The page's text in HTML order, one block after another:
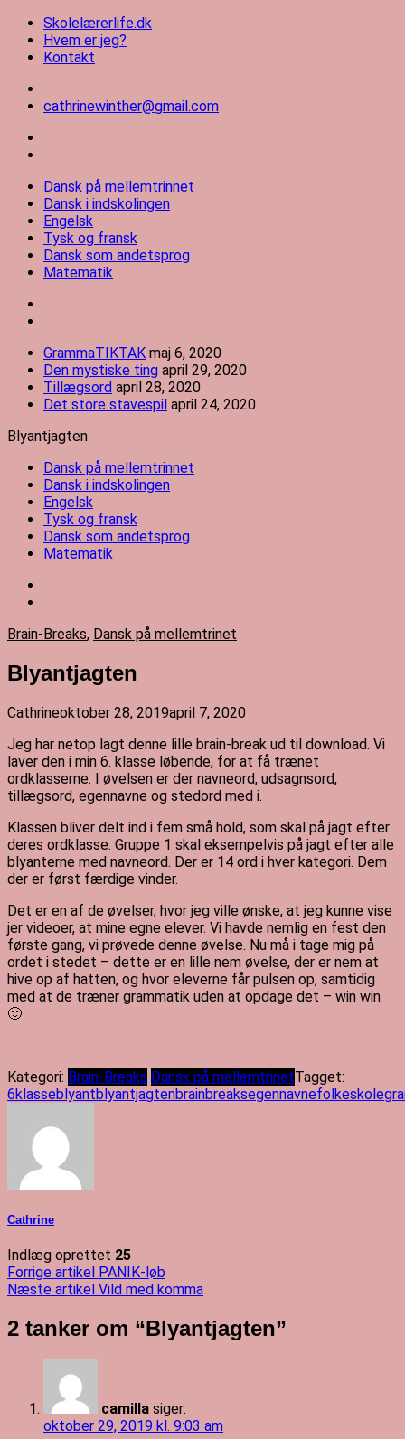
Videre
indhold
Skolelærerlife.dk
Hvem er jeg?
Kontakt
cathrinewinther@gmail.com
Skolelærerlife
Dansk på mellemtrinnet
Dansk i indskolingen
Engelsk
Tysk og fransk
Dansk som andetsprog
Matematik
GrammaTIKTAK maj 6, 2020
Den mystiske ting april 29, 2020
Tillægsord april 28, 2020
Det store stavespil april 24, 2020
Blyantjagten
Dansk på mellemtrinnet
Dansk i indskolingen
Engelsk
Tysk og fransk
Dansk som andetsprog
Matematik
Brain-Breaks, Dansk på mellemtrinet
Blyantjagten
Cathrineoktober 28, 2019april 7, 2020
Jeg har netop lagt denne lille brain-break ud til download. Vi
laver den i min 6. klasse løbende, for at få trænet
ordklasserne. I øvelsen er der navneord, udsagnsord,
tillægsord, egennavne og stedord med i.
Klassen bliver delt ind i fem små hold, som skal på jagt efter
deres ordklasse. Gruppe 1 skal eksempelvis på jagt efter alle
blyanterne med navneord. Der er 14 ord i hver kategori. Dem
der er først færdige vinder.
Det er en af de øvelser, hvor jeg ville ønske, at jeg kunne vise
jer videoer, at mine egne elever. Vi havde nemlig en fest den
første gang, vi prøvede denne øvelse. Nu må i tage mig på
ordet i stedet – dette er en lille nem øvelse, der er nem at
hive op af hatten, og hvor eleverne får pulsen op, samtidig
med at de træner grammatik uden at opdage det – win win
🙂
Kategori: Brain-Breaks Dansk på mellemtrinetTagget:
6klasseblyantblyantjagtenbrainbreaksegennavnefolkeskole
Cathrine
Indlæg oprettet 25
Indlægsnavigation
Forrige artikel PANIK-løb
Næste artikel Vild med komma
2 tanker om “Blyantjagten”
camilla siger:
oktober 29, 2019 kl. 9:03 am